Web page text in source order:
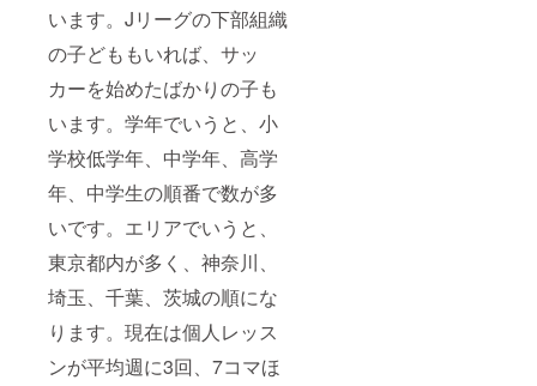
います。Jリーグの下部組織
の子どももいれば、サッ
カーを始めたばかりの子も
います。学年でいうと、小
学校低学年、中学年、高学
年、中学生の順番で数が多
いです。エリアでいうと、
東京都内が多く、神奈川、
埼玉、千葉、茨城の順にな
ります。現在は個人レッス
ンが平均週に3回、7コマほ